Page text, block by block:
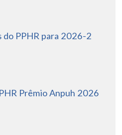
PPHR para 2026-2
Prêmio Anpuh 2026